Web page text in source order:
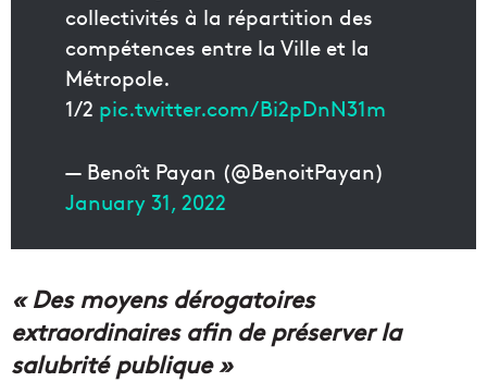
collectivités à la répartition des
compétences entre la Ville et la
Métropole.
1/2 pic.twitter.com/Bi2pDnN31m
— Benoît Payan (@BenoitPayan)
January 31, 2022
« Des moyens dérogatoires
extraordinaires afin de préserver la
salubrité publique »